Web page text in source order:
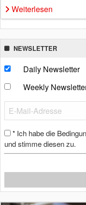
Weiterlesen
NEWSLETTER
Daily Newsletter
Weekly
* Ich habe die
und stimme diesen zu.